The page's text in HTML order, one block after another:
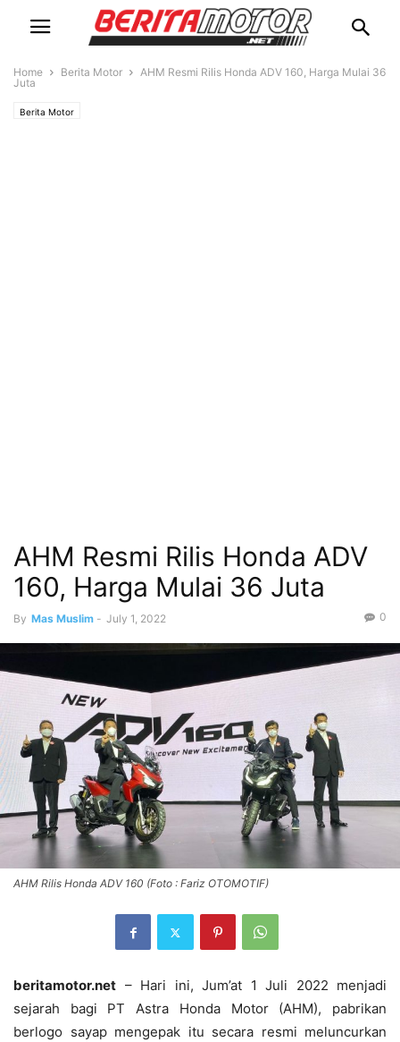
Home Berita Motor
AHM Resmi Rilis Honda ADV 160, Harga Mulai 36
Juta
Berita Motor
AHM Resmi Rilis Honda ADV
160, Harga Mulai 36 Juta
By Mas Muslim - July 1, 2022 0
AHM Rilis Honda ADV 160 (Foto : Fariz OTOMOTIF)
beritamotor.net – Hari ini, Jum’at 1 Juli 2022 menjadi
sejarah bagi PT Astra Honda Motor (AHM), pabrikan
berlogo sayap mengepak itu secara resmi meluncurkan